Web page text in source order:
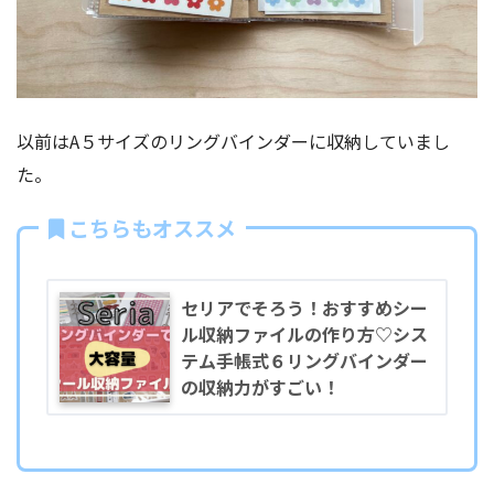
以前はA５サイズのリングバインダーに収納していまし
た。
こちらもオススメ
セリアでそろう！おすすめシー
ル収納ファイルの作り方♡シス
テム手帳式６リングバインダー
の収納力がすごい！